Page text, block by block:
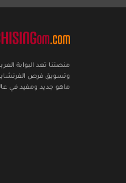
منصتنا تعد البوابة
وتسويق فرص الفرنشايز
ماهو جديد ومفيد في